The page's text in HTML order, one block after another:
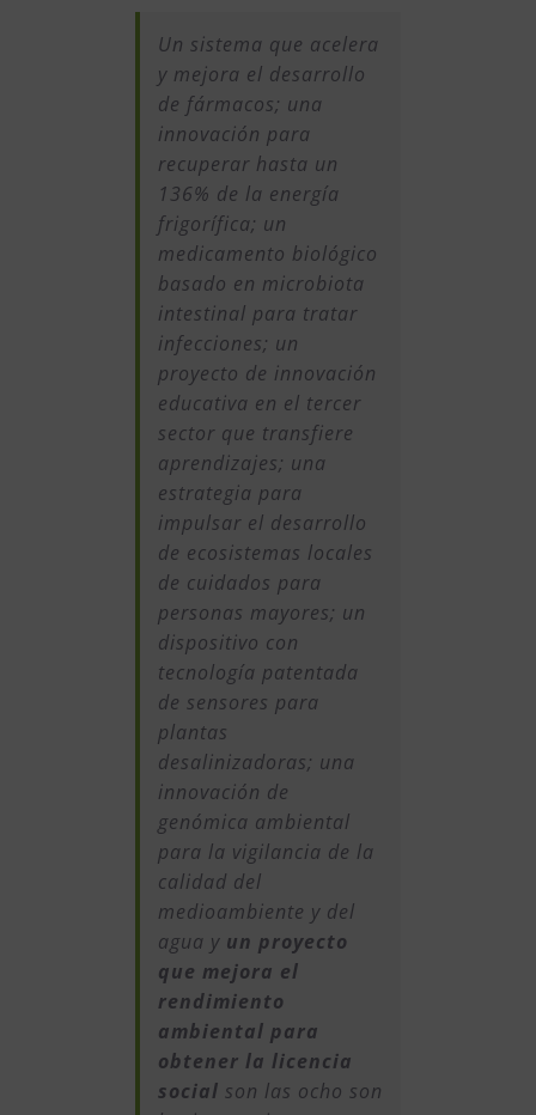
Un sistema que acelera
y mejora el desarrollo
de fármacos; una
innovación para
recuperar hasta un
136% de la energía
frigorífica; un
medicamento biológico
basado en microbiota
intestinal para tratar
infecciones; un
proyecto de innovación
educativa en el tercer
sector que transfiere
aprendizajes; una
estrategia para
impulsar el desarrollo
de ecosistemas locales
de cuidados para
personas mayores; un
dispositivo con
tecnología patentada
de sensores para
plantas
desalinizadoras; una
innovación de
genómica ambiental
para la vigilancia de la
calidad del
medioambiente y del
agua y un proyecto
que mejora el
rendimiento
ambiental para
obtener la licencia
social son las ocho son